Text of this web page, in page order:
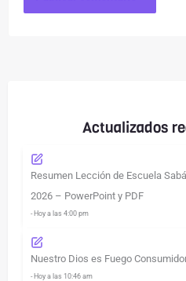
Actualizados
Resumen Lección de Escuela
2026 – PowerPoint y PDF
- Hoy a las 4:00 pm
Nuestro Dios es Fuego
- Hoy a las 10:46 am